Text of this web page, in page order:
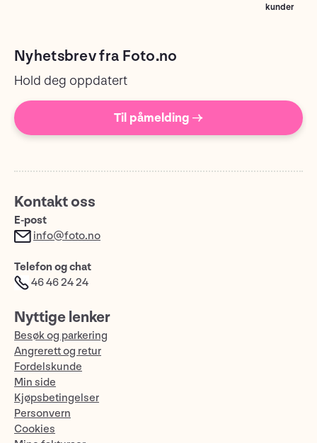
kunder
Nyhetsbrev fra Foto.no
Hold deg oppdatert
Til påmelding →
Kontakt oss
E-post
info@foto.no
Telefon og chat
46 46 24 24
Nyttige lenker
Besøk og parkering
Angrerett og retur
Fordelskunde
Min side
Kjøpsbetingelser
Personvern
Cookies